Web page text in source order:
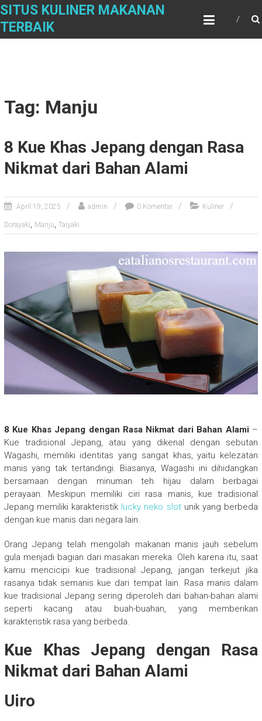
Skip
content
SITUS KULINER MAKANAN
TERBAIK
Tag: Manju
8 Kue Khas Jepang dengan Rasa
Nikmat dari Bahan Alami
April 19, 2025 admin 0 Komentar Kuliner
Dorayaki, Manju, Taiyaki
8 Kue Khas Jepang dengan Rasa Nikmat dari Bahan Alami –
Kue tradisional Jepang, atau yang dikenal dengan sebutan
Wagashi, memiliki identitas yang sangat khas, yaitu kelezatan
manis yang tak tertandingi. Biasanya, Wagashi ini dihidangkan
bersamaan dengan minuman teh hijau dalam berbagai
perayaan. Meskipun memiliki ciri rasa manis, kue tradisional
Jepang memiliki karakteristik lucky neko slotunik yang berbeda
dengan kue manis dari negara lain.
Orang Jepang telah mengolah makanan manis jauh sebelum
gula menjadi bagian dari masakan mereka. Oleh karena itu, saat
kamu mencicipi kue tradisional Jepang, jangan terkejut jika
rasanya tidak semanis kue dari tempat lain. Rasa manis dalam
kue tradisional Jepang sering diperoleh dari bahan-bahan alami
seperti kacang atau buah-buahan, yang memberikan
karakteristik rasa yang berbeda.
Kue Khas Jepang dengan Rasa
Nikmat dari Bahan Alami
Uiro